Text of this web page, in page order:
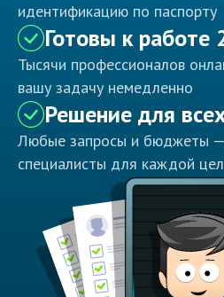
идентификацию по паспорту
Готовы к работе
Тысячи профессионалов
вашу задачу немедленно
Решение для
Любые запросы и бюджеты —
специалисты для каждой